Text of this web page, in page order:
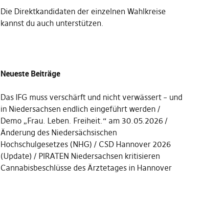
Die Direktkandidaten der einzelnen Wahlkreise
kannst du auch unterstützen.
Neueste Beiträge
Das IFG muss verschärft und nicht verwässert – und
in Niedersachsen endlich eingeführt werden
Demo „Frau. Leben. Freiheit.“ am 30.05.2026
Änderung des Niedersächsischen
Hochschulgesetzes (NHG)
CSD Hannover 2026
(Update)
PIRATEN Niedersachsen kritisieren
Cannabisbeschlüsse des Ärztetages in Hannover